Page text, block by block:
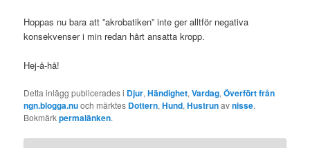
Hoppas nu bara att ”akrobatiken” inte ger alltför negativa
konsekvenser i min redan hårt ansatta kropp.
Hej-å-hå!
Detta inlägg publicerades i Djur,Händighet,Vardag,Överfört från
ngn.blogga.nuoch märktes Dottern,Hund,Hustrunavnisse.
Bokmärkpermalänken.